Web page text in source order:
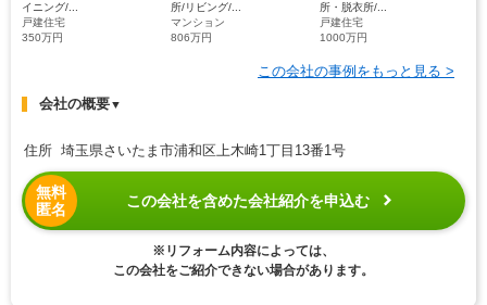
イニング/...
戸建住宅
350万円
所/リビング/...
マンション
806万円
所・脱衣所/...
戸建住宅
1000万円
この会社の事例をもっと見る >
会社の概要▼
住所 埼玉県さいたま市浦和区上木崎1丁目13番1号
無料
匿名
この会社を含めた会社紹介を申込む
※リフォーム内容によっては、
この会社をご紹介できない場合があります。